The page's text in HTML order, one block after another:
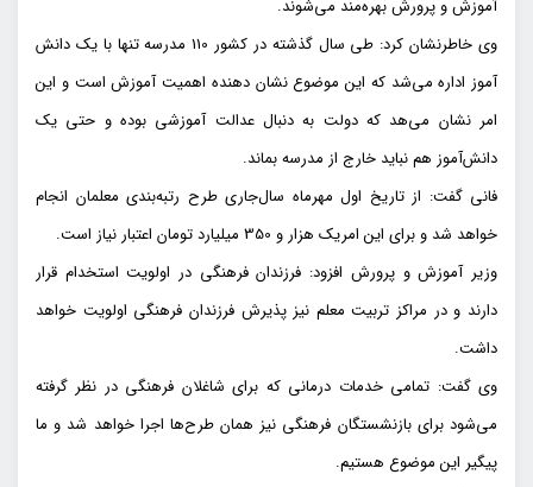
آموزش و پرورش بهره‌مند می‌شوند.
وی خاطرنشان کرد: طی سال گذشته در کشور 110 مدرسه تنها با یک دانش
آموز اداره می‌شد که این موضوع نشان دهنده اهمیت آموزش است و این
امر نشان می‌هد که دولت به دنبال عدالت آموزشی بوده و حتی یک
دانش‌آموز هم نباید خارج از مدرسه بماند.
فانی گفت: از تاریخ اول مهرماه سال‌جاری طرح رتبه‌بندی معلمان انجام
خواهد شد و برای این امریک هزار و 350 میلیارد تومان اعتبار نیاز است.
وزیر آموزش و پرورش افزود: فرزندان فرهنگی در اولویت استخدام قرار
دارند و در مراکز تربیت معلم نیز پذیرش فرزندان فرهنگی اولویت خواهد
داشت.
وی گفت: تمامی خدمات درمانی که برای شاغلان فرهنگی در نظر گرفته
می‌شود برای بازنشستگان فرهنگی نیز همان طرح‌ها اجرا خواهد شد و ما
پیگیر این موضوع هستیم.